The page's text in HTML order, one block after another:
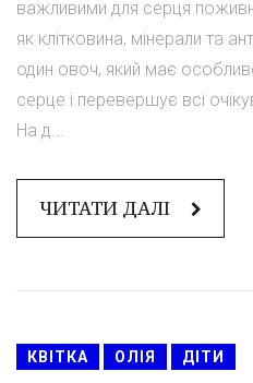
важливими для серця
як клітковина, мінерали та
один овоч, який має
серце і перевершує всі
На д...
ЧИТАТИ ДАЛІ
КВІТКА ОЛІЯ ДІТИ